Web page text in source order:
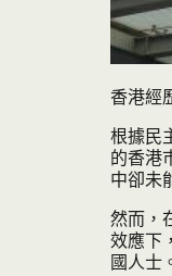
香港經
根據民
的香港
中卻未
然而，
效應下
國人士